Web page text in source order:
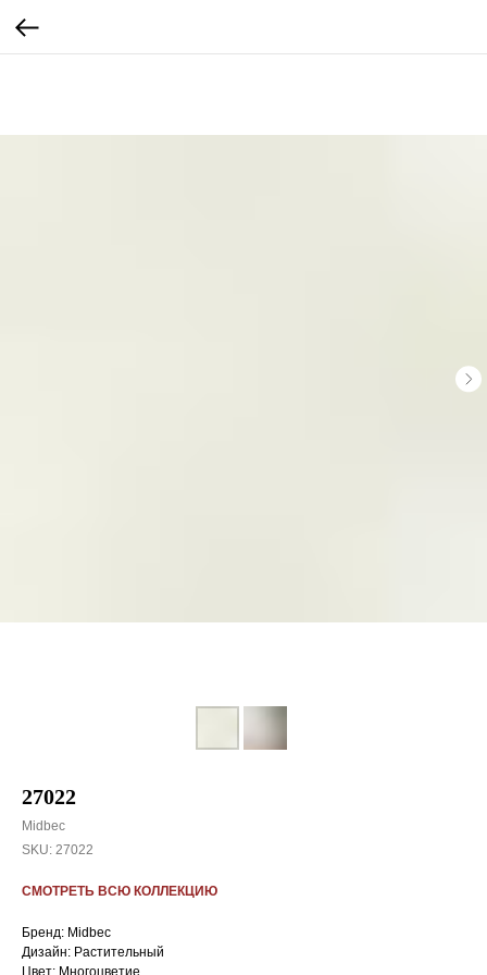
27022
Midbec
SKU: 27022
СМОТРЕТЬ ВСЮ КОЛЛЕКЦИЮ
Бренд: Midbec
Дизайн: Растительный
Цвет: Многоцветие